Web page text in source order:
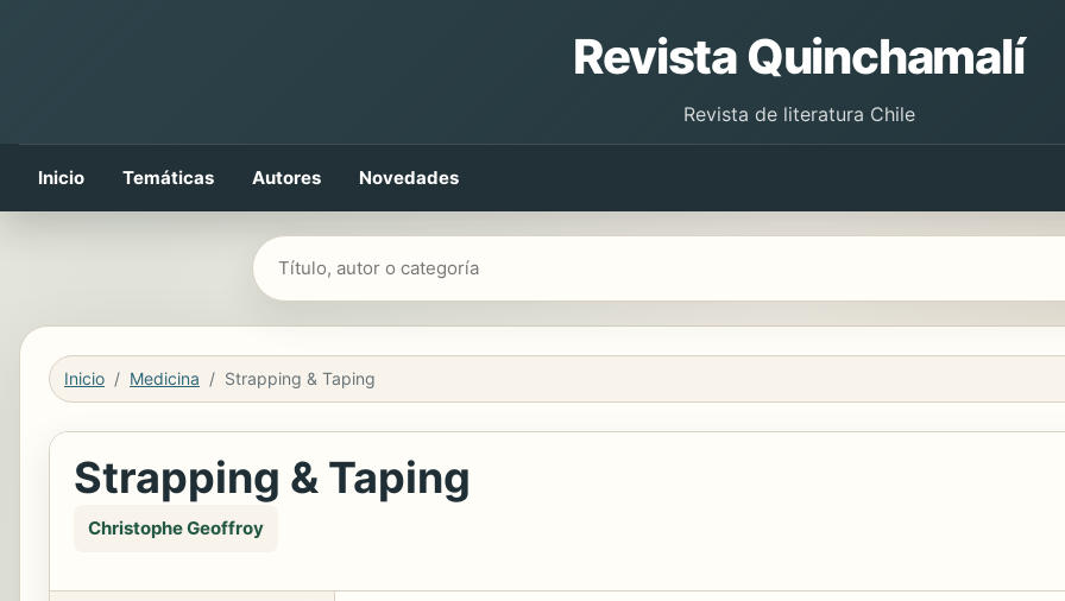
Revista Quinchamalí
Revista de literatura Chile
Inicio Temáticas Autores Novedades
Buscar libros
Inicio Medicina Strapping & Taping
Strapping & Taping
Christophe Geoffroy